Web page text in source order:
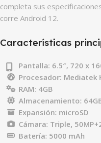
completa sus
corre Android 12.
Características
Pantalla: 6.5″, 720 x
Procesador: Mediatek
RAM: 4GB
Almacenamiento:
Expansión: microSD
Cámara: Triple,
Batería: 5000 mAh